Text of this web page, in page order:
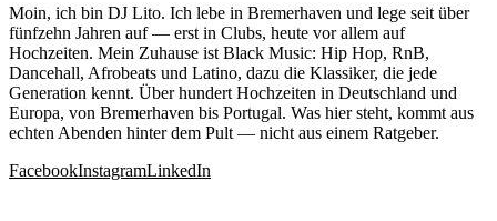
Moin, ich bin DJ Lito. Ich lebe in Bremerhaven und lege seit über
fünfzehn Jahren auf — erst in Clubs, heute vor allem auf
Hochzeiten. Mein Zuhause ist Black Music: Hip Hop, RnB,
Dancehall, Afrobeats und Latino, dazu die Klassiker, die jede
Generation kennt. Über hundert Hochzeiten in Deutschland und
Europa, von Bremerhaven bis Portugal. Was hier steht, kommt aus
echten Abenden hinter dem Pult — nicht aus einem Ratgeber.
FacebookInstagramLinkedIn